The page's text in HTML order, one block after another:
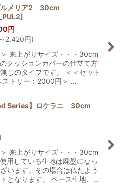
ルメリア2 30cm
]
円
～2,420円)
来上がりサイズ・・・30cm
クッションカバーの仕立て方
しのタイプです。 ＜＜セット
ストリー：2000円＞ …
Series】ロケラニ 30cm
)
来上がりサイズ・・・30cm
用している生地は廃盤になっ
います。その場合は似たよう
となります。 ベース生地、…